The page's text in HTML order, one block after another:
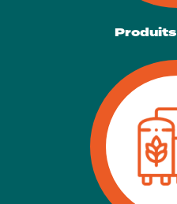
Produits